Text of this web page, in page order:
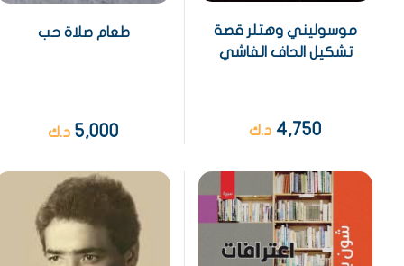
موسوليني وهتلر قصة
تشكيل الحاف الفاشي
4,750 د.ك
طعام صلاة حب
5,000 د.ك